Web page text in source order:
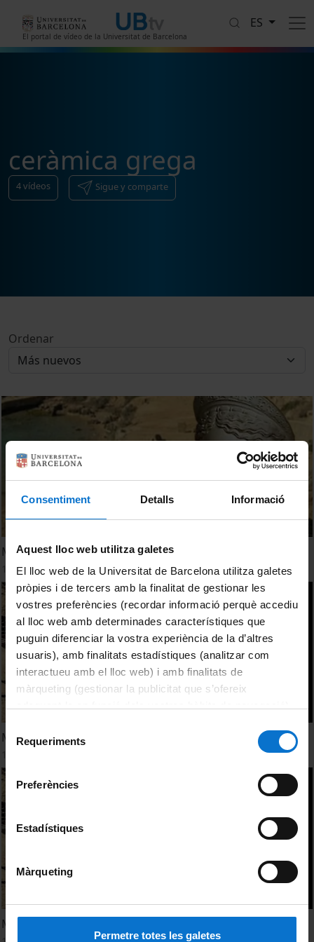
Consentiment Detalls Informació
Aquest lloc web utilitza galetes
El lloc web de la Universitat de Barcelona utilitza galetes
pròpies i de tercers amb la finalitat de gestionar les
vostres preferències (recordar informació perquè accediu
al lloc web amb determinades característiques que
puguin diferenciar la vostra experiència de la d’altres
usuaris), amb finalitats estadístiques (analitzar com
interactueu amb el lloc web) i amb finalitats de
màrqueting (gestionar la publicitat que s’ofereix
consultar laPolítica de galetes del lloc web de la
Requeriments
Preferències
Estadístiques
Màrqueting
Permetre totes les galetes
El portal de vídeo de la Universitat de Barcelona
ES
ceràmica grega
4vídeos Sigue y comparte
Ordenar
Medea, en un carro del Sol
1 Diciembre, 2009
Medea, l'infanticidi
Medea, el infanticidio